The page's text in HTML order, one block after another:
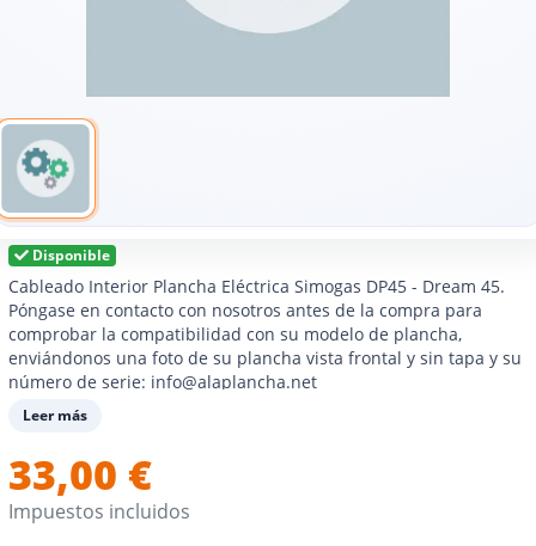
Disponible
Cableado Interior Plancha Eléctrica Simogas DP45 - Dream 45.
Póngase en contacto con nosotros antes de la compra para
comprobar la compatibilidad con su modelo de plancha,
enviándonos una foto de su plancha vista frontal y sin tapa y su
número de serie: info@alaplancha.net
El montaje de esta pieza requiere la intervención de un
Leer más
33,00 €
Impuestos incluidos